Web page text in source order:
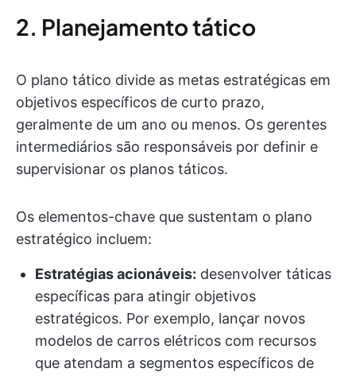
2. Planejamento tático
O plano tático divide as metas estratégicas em
objetivos específicos de curto prazo,
geralmente de um ano ou menos. Os gerentes
intermediários são responsáveis por definir e
supervisionar os planos táticos.
Os elementos-chave que sustentam o plano
estratégico incluem:
Estratégias acionáveis: desenvolver táticas
específicas para atingir objetivos
estratégicos. Por exemplo, lançar novos
modelos de carros elétricos com recursos
que atendam a segmentos específicos de